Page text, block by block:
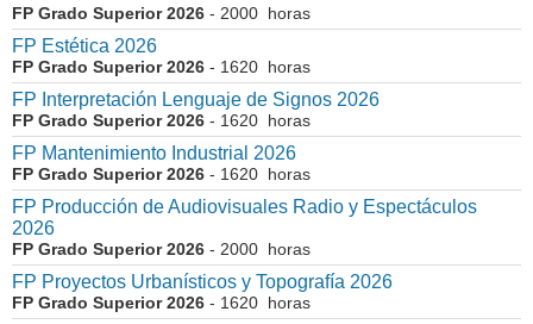
FP Grado Superior 2026 - 2000 horas
FP Estética 2026
FP Grado Superior 2026 - 1620 horas
FP Interpretación Lenguaje de Signos 2026
FP Grado Superior 2026 - 1620 horas
FP Mantenimiento Industrial 2026
FP Grado Superior 2026 - 1620 horas
FP Producción de Audiovisuales Radio y Espectáculos
2026
FP Grado Superior 2026 - 2000 horas
FP Proyectos Urbanísticos y Topografía 2026
FP Grado Superior 2026 - 1620 horas